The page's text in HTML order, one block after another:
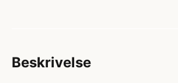
Beskrivelse